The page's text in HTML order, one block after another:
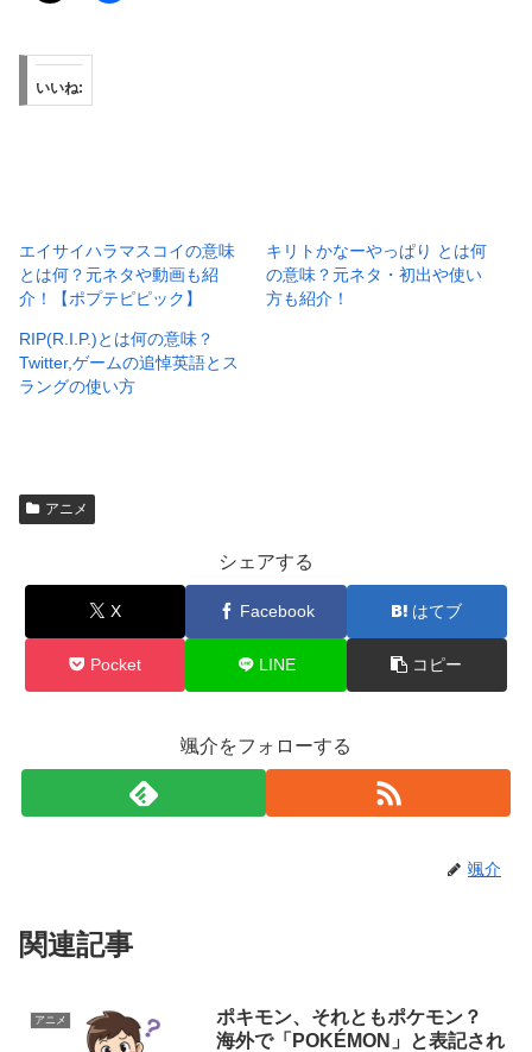
いいね:
エイサイハラマスコイの意味
とは何？元ネタや動画も紹
介！【ポプテピピック】
キリトかなーやっぱり とは何
の意味？元ネタ・初出や使い
方も紹介！
RIP(R.I.P.)とは何の意味？
Twitter,ゲームの追悼英語とス
ラングの使い方
アニメ
シェアする
X Facebook はてブ
Pocket LINE コピー
颯介をフォローする
颯介
関連記事
アニメ
ポキモン、それともポケモン？
海外で「POKÉMON」と表記され